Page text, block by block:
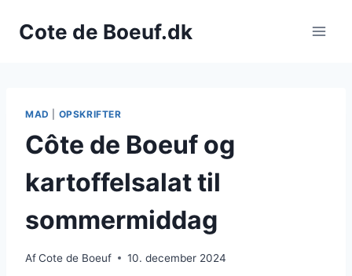
Cote de Boeuf.dk
MAD OPSKRIFTER
Côte de Boeuf og
kartoffelsalat til
sommermiddag
AfCote de Boeuf 10. december 2024